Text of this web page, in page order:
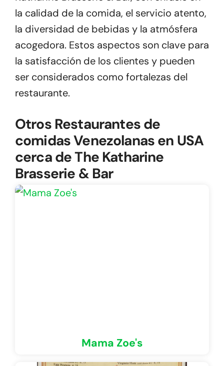
la calidad de la comida, el servicio atento,
la diversidad de bebidas y la atmósfera
acogedora. Estos aspectos son clave para
la satisfacción de los clientes y pueden
ser considerados como fortalezas del
restaurante.
Otros Restaurantes de
comidas Venezolanas en USA
cerca de The Katharine
Brasserie & Bar
Mama Zoe's